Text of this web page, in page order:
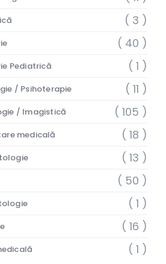
( 3 )
( 40 )
Pediatrică ( 1 )
/ Psihoterapie ( 11 )
/ Imagistică ( 105 )
medicală ( 18 )
( 13 )
( 50 )
( 1 )
( 16 )
( 1 )